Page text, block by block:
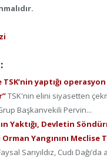
yaptığı operasyon
TSK'nin elini siyasetten
Başkanvekili Pervin...
Yaktığı, Devletin
Yangınını Meclise
Sarıyıldız, Cudı Dağı’da